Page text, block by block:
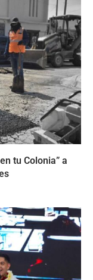
tu Colonia” a